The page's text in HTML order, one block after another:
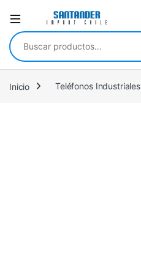
Buscar por:
Inicio Teléfonos Industriales